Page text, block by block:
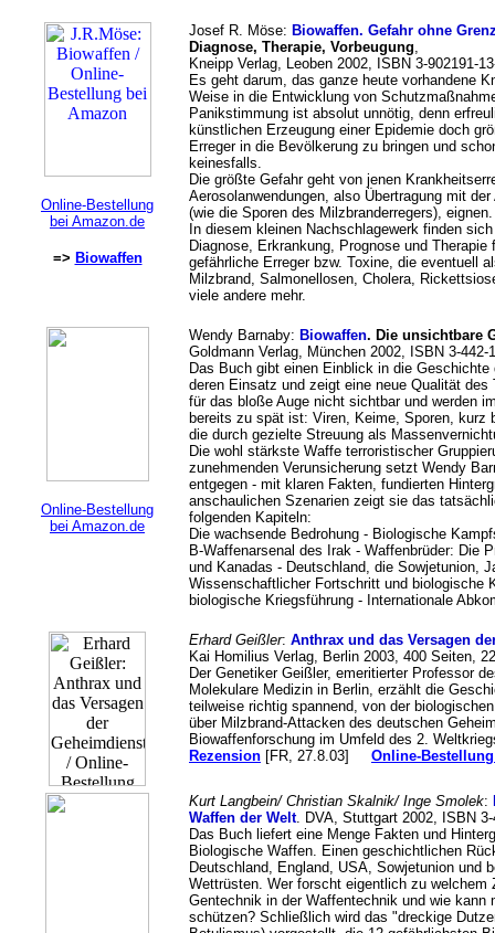
Online-Bestellung
bei Amazon.de
=> Biowaffen
Josef R. Möse: Biowaffen. Gefahr ohne
Diagnose, Therapie, Vorbeugung,
Kneipp Verlag, Leoben 2002, ISBN 3-902191-
Es geht darum, das ganze heute vorhandene
Weise in die Entwicklung von
Panikstimmung ist absolut unnötig, denn
künstlichen Erzeugung einer Epidemie doch
Erreger in die Bevölkerung zu bringen und
keinesfalls.
Die größte Gefahr geht von jenen
Aerosolanwendungen, also Übertragung mit
(wie die Sporen des Milzbranderregers), eignen.
In diesem kleinen Nachschlagewerk finden
Diagnose, Erkrankung, Prognose und
gefährliche Erreger bzw. Toxine, die eventuell
Milzbrand, Salmonellosen, Cholera,
viele andere mehr.
Online-Bestellung
bei Amazon.de
Wendy Barnaby: Biowaffen. Die unsichtbare
Goldmann Verlag, München 2002, ISBN 3-
Das Buch gibt einen Einblick in die
deren Einsatz und zeigt eine neue Qualität
für das bloße Auge nicht sichtbar und werden
bereits zu spät ist: Viren, Keime, Sporen, kurz
die durch gezielte Streuung als
Die wohl stärkste Waffe terroristischer
zunehmenden Verunsicherung setzt Wendy
entgegen - mit klaren Fakten, fundierten
anschaulichen Szenarien zeigt sie das
folgenden Kapiteln:
Die wachsende Bedrohung - Biologische
B-Waffenarsenal des Irak - Waffenbrüder: Die
und Kanadas - Deutschland, die Sowjetunion,
Wissenschaftlicher Fortschritt und biologische
biologische Kriegsführung - Internationale
Erhard Geißler: Anthrax und das Versagen
Kai Homilius Verlag, Berlin 2003, 400 Seiten,
Der Genetiker Geißler, emeritierter Professor
Molekulare Medizin in Berlin, erzählt die
teilweise richtig spannend, von der
über Milzbrand-Attacken des deutschen
Biowaffenforschung im Umfeld des 2.
Rezension [FR, 27.8.03] Online-
Kurt Langbein/ Christian Skalnik/ Inge Smolek:
Waffen der Welt. DVA, Stuttgart 2002, ISBN
Das Buch liefert eine Menge Fakten und
Biologische Waffen. Einen geschichtlichen
Deutschland, England, USA, Sowjetunion und
Wettrüsten. Wer forscht eigentlich zu welchem
Gentechnik in der Waffentechnik und wie kann
schützen? Schließlich wird das "dreckige